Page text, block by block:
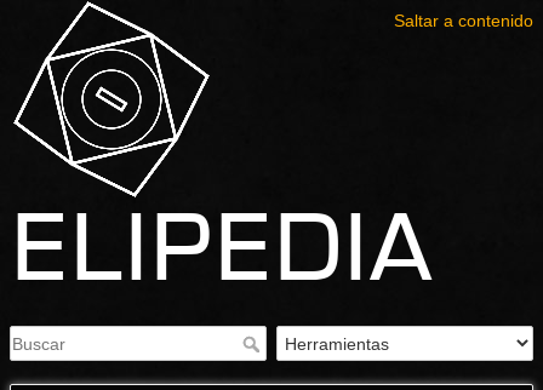
Saltar a contenido
Elipedia